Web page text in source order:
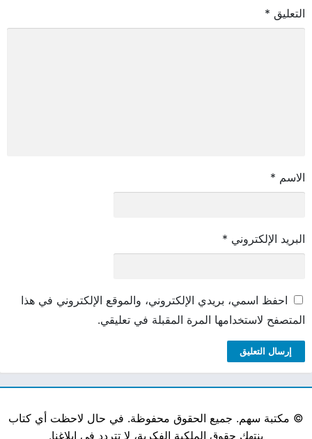
التعليق *
الاسم *
البريد الإلكتروني *
احفظ اسمي، بريدي الإلكتروني، والموقع الإلكتروني في هذا
المتصفح لاستخدامها المرة المقبلة في تعليقي.
© مكتبة سهم. جميع الحقوق محفوظة. في حال لاحظت أي كتاب
ينتهك حقوق الملكية الفكرية، لا تتردد في إبلاغنا.